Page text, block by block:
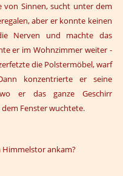
von Sinnen, sucht unter dem
aber er konnte keinen
Nerven und machte das
er im Wohnzimmer weiter -
die Polstermöbel, warf
konzentrierte er seine
er das ganze Geschirr
Fenster wuchtete.
Himmelstor ankam?